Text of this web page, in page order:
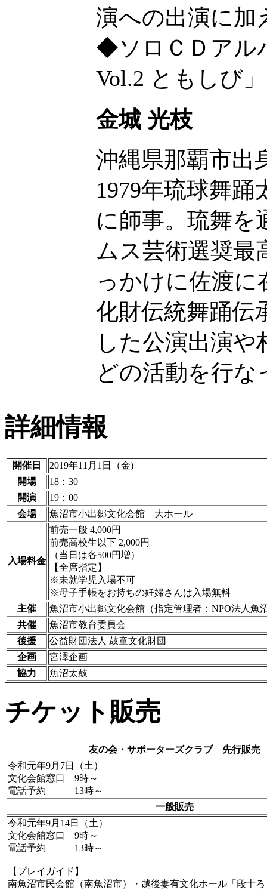
演への出演に加
◆ソロＣＤアル
Vol.2 ともしび」
金城 光枝
沖縄県那覇市出
1979年琉球舞
に師事。琉舞を
ムス芸術選奨最
っかけに佐渡に
化財伝統舞踊伝
した公演出演
どの活動を行な
詳細情報
開催日
2019年11月1日（金)
開場
18：30
開演
19：00
会場
魚沼市小出郷文化会館 大ホール
入場料金
前売一般 4,000円
前売高校生以下 2,000円
（当日は各500円増）
【全席指定】
※未就学児入場不可
※母子手帳をお持ちの妊婦さんは入場無料
主催
魚沼市小出郷文化会館（指定管理者：NPO法人魚
共催
魚沼市教育委員会
後援
公益財団法人 鼓童文化財団
企画
宮澤企画
協力
魚沼太鼓
チケット販売
友の会・サポーターズクラブ 先行販売
令和元年9月7日（土）
文化会館窓口 9時～
電話予約 13時～
一般販売
令和元年9月14日（土）
文化会館窓口 9時～
電話予約 13時～
【プレイガイド】
南魚沼市民会館（南魚沼市）・越後妻有文化ホール「段十